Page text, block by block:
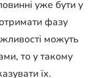
уже бути у
фазу
можуть
то у такому
їх.